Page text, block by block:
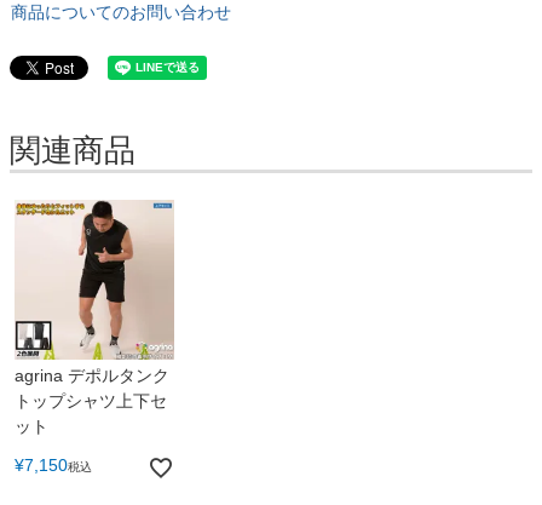
商品についてのお問い合わせ
関連商品
agrina デポルタンク
トップシャツ上下セ
ット
¥7,150税込